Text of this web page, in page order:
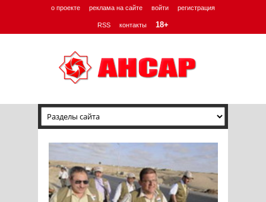
о проекте реклама на сайте войти регистрация
RSS контакты 18+